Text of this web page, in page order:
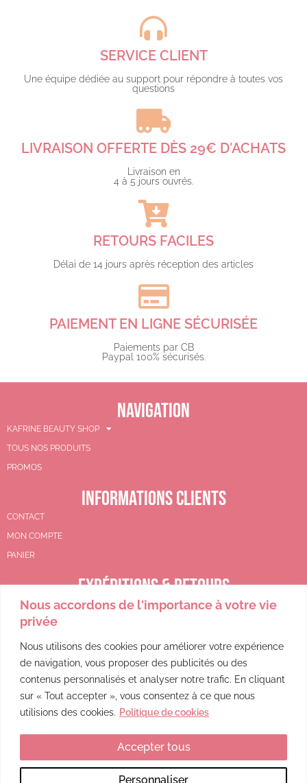
Nous accordons de l'importance à votre vie
privée
Nous utilisons des cookies pour améliorer votre expérience
de navigation, vous proposer des publicités ou des
contenus personnalisés et analyser notre trafic. En cliquant
sur « Tout accepter », vous consentez à ce que nous
utilisions des cookies. Politique de cookies
Personnaliser
Accepter tous
SERVICE CLIENT
Une équipe dédiée au support pour répondre à toutes vos
questions​
LIVRAISON OFFERTE DÈS 29€ D'ACHATS​
Livraison en
4 à 5 jours ouvrés.​
RETOURS FACILES
Délai de 14 jours après réception des articles
PAIEMENT EN LIGNE SÉCURISÉE
Paiements par CB
Paypal 100% sécurisés.​
NAVIGATION
KAFRINE BEAUTY SHOP
TOUS NOS PRODUITS
PROMOS
INFORMATIONS CLIENTS
CONTACT
MON COMPTE
PANIER
EXPÉDITIONS & RETOURS
CGV
POLITIQUE DE REMBOURSEMENT
POLITIQUE DE CONFIDENTIALITÉ
MENTIONS LÉGALES